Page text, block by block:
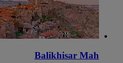
Balikhisar Mah